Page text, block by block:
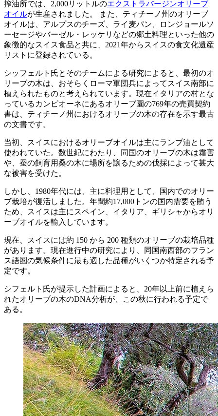
搾油所では、2,000リットルのエクストラバージンオリーブ
オイルが生産されました。 また、ティチーノ州のオリーブ
オイルは、アルプスのチーズ、ライ麦パン、ロンジョールソ
ーセージやバーゼル・レッケリなどの郷土料理といった他の
象徴的なスイス食品と共に、2021年からスイスの食文化遺産
リストに登録されている。
シッフェルト氏とそのチームによる研究によると、最初のオ
リーブの木は、おそらくローマ軍団兵によってスイス南部に
植えられたものと考えられています。現在イタリアの村とな
っているカンピオーネにあるオリーブ園の769年の売買契約
書は、ティチーノ州におけるオリーブの木の存在を示す最古
の文書です。
当初、スイスにおけるオリーブオイルは主にランプ油として
使われていた。数世紀にわたり、同国のオリーブの木は霜害
や、蚕の飼育用桑の木に場所を譲るための伐採によって甚大
な被害を受けた。
しかし、1980年代には、主に料理用として、国内でのオリー
ブ栽培が復活しました。年間約17,000トンの国内需要を賄う
ため、スイスは主にスペイン、イタリア、ギリシャからオリ
ーブオイルを輸入しています。
現在、スイスには約 150 から 200 種類のオリーブの栽培品種
があります。現在進行中の研究により、同国南西部のフラン
ス語圏の気候条件に最も適した品種がいくつか特定される予
定です。
シフェルト氏が提示した計画によると、20年以上前に植えら
れたオリーブの木のDNA分析が、この秋に行われる予定で
ある。